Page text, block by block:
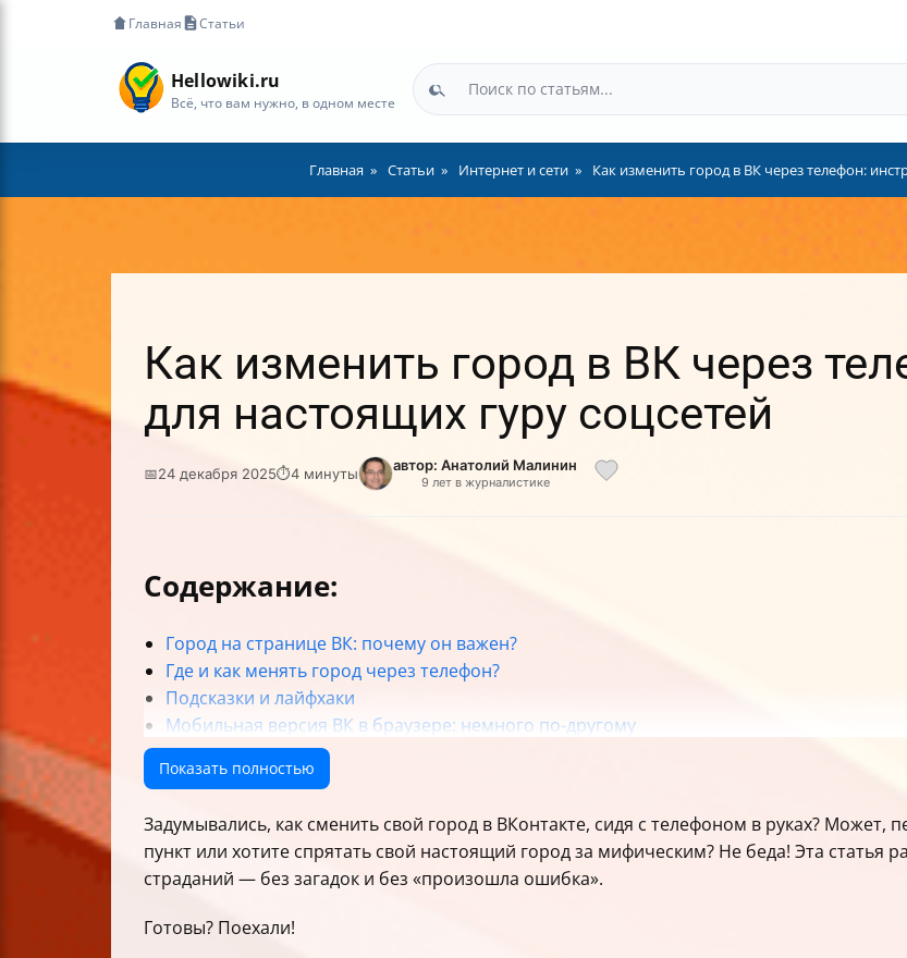
Главная Статьи
Hellowiki.ru
Всё, что вам нужно, в одном месте
Главная Статьи Интернет и сети Как изменить город в ВК через телефон:
Как изменить город в ВК через
для настоящих гуру соцсетей
📅24 декабря 2025⏱4 минуты автор: Анатолий Малинин
9 лет в журналистике
Содержание:
Город на странице ВК: почему он важен?
Где и как менять город через телефон?
Подсказки и лайфхаки
Мобильная версия ВК в браузере: немного по-другому
Таблица сравнения способов изменения города
Что делать, если ничего не получается?
Чек-лист: как успешно сменить город в ВК с телефона
Показать полностью
Задумывались, как сменить свой город в ВКонтакте, сидя с телефоном в руках? Может,
пункт или хотите спрятать свой настоящий город за мифическим? Не беда! Эта статья
страданий — без загадок и без «произошла ошибка».
Готовы? Поехали!